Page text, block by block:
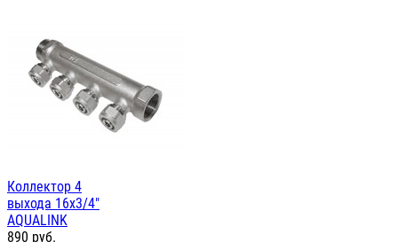
Коллектор 4
выхода 16х3/4"
AQUALINK
890 руб.